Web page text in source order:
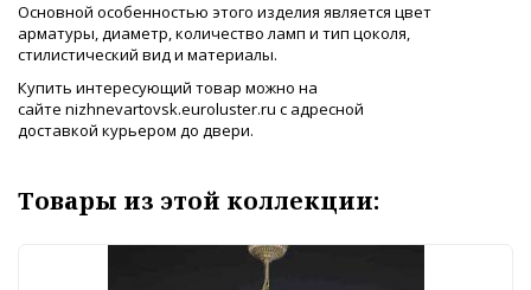
Основной особенностью этого изделия является цвет
арматуры, диаметр, количество ламп и тип цоколя,
стилистический вид и материалы.
Купить интересующий товар можно на
сайте nizhnevartovsk.euroluster.ru с адресной
доставкой курьером до двери.
Товары из этой коллекции: